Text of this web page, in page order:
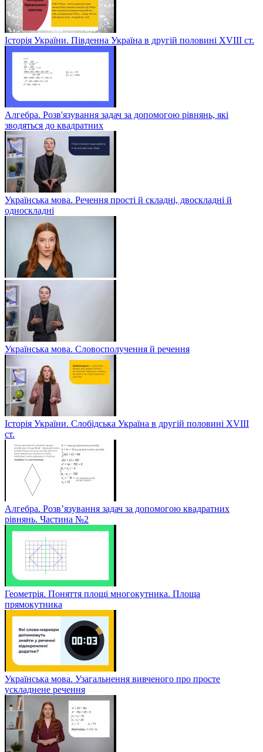
Історія України. Південна Україна в другій половині ХVІІІ ст.
Алгебра. Розв'язування задач за допомогою рівнянь, які
зводяться до квадратних
Українська мова. Речення прості й складні, двоскладні й
односкладні
Українська мова. Словосполучення й речення
Історія України. Слобідська Україна в другій половині ХVIIІ
ст.
Алгебра. Розв’язування задач за допомогою квадратних
рівнянь. Частина №2
Геометрія. Поняття площі многокутника. Площа
прямокутника
Українська мова. Узагальнення вивченого про просте
ускладнене речення